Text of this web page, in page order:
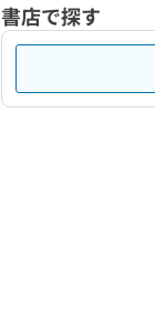
書店で探す